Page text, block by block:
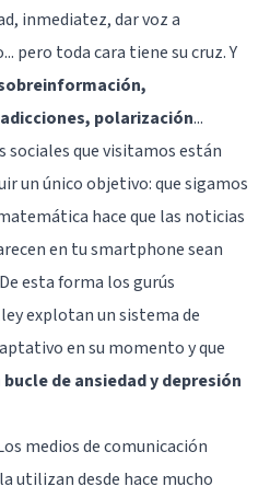
inmediatez, dar voz a
pero toda cara tiene su cruz. Y
polarización...
sociales que visitamos están
un único objetivo: que sigamos
hace que las noticias
en tu smartphone sean
esta forma los gurús
explotan un sistema de
en su momento y que
de ansiedad y depresión
medios de comunicación
utilizan desde hace mucho